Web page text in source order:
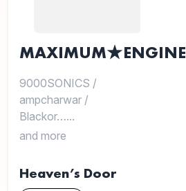
MAXIMUM★ENGINE
9000SONICS /
ampcharwar /
Blackor…...
and more
Heaven’s Door